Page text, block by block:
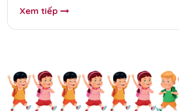
Xem tiếp